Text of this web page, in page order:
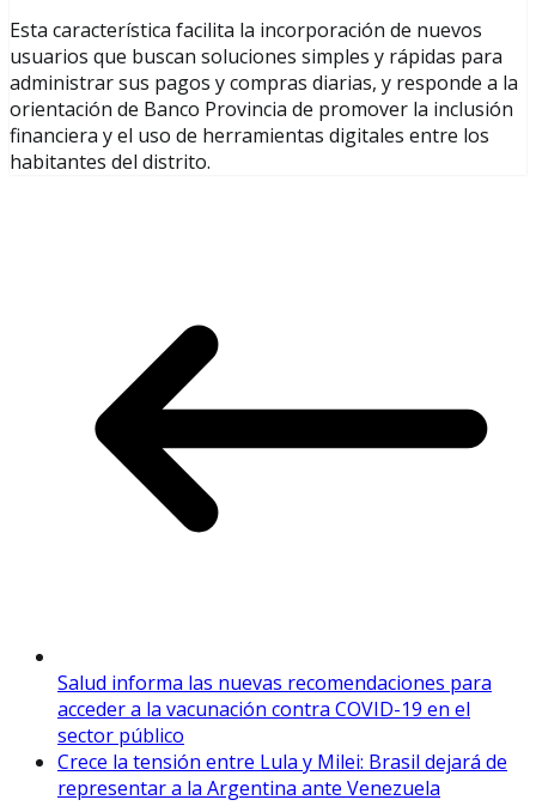
Esta característica facilita la incorporación de nuevos
usuarios que buscan soluciones simples y rápidas para
administrar sus pagos y compras diarias, y responde a la
orientación de Banco Provincia de promover la inclusión
financiera y el uso de herramientas digitales entre los
habitantes del distrito.
Salud informa las nuevas recomendaciones para
acceder a la vacunación contra COVID-19 en el
sector público
Crece la tensión entre Lula y Milei: Brasil dejará de
representar a la Argentina ante Venezuela